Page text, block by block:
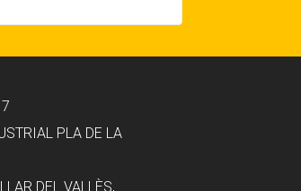
PLA DE LA
DEL VALLÈS,